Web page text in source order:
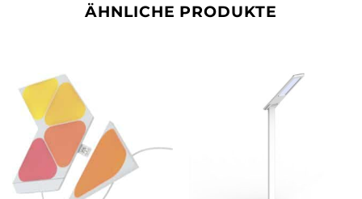
ÄHNLICHE PRODUKTE